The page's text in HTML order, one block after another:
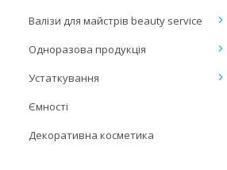
Валізи для майстрів beauty service
Одноразова продукція
Устаткування
Ємності
Декоративна косметика